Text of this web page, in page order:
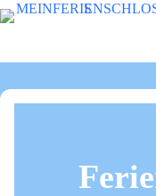
Zum
Inhalt